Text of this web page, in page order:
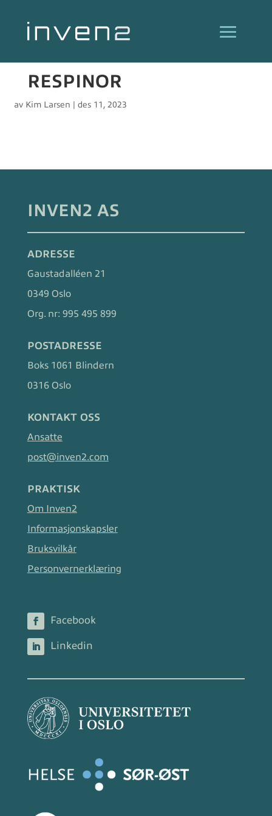
RESPINOR
av Kim Larsen des 11, 2023
INVEN2 AS
ADRESSE
Gaustadalléen 21
0349 Oslo
Org. nr: 995 495 899
POSTADRESSE
Boks 1061 Blindern
0316 Oslo
KONTAKT OSS
Ansatte
post@inven2.com
PRAKTISK
Om Inven2
Informasjonskapsler
Bruksvilkår
Personvernerklæring